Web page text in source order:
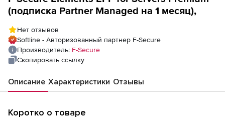
(подписка Partner Managed на 1 месяц),
Нет отзывов
Softline - Авторизованный партнер F-Secure
Производитель: F-Secure
Скопировать ссылку
Описание Характеристики Отзывы
Коротко о товаре